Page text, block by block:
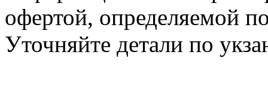
офертой, определяемой
Уточняйте детали по